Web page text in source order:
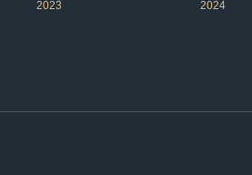
2023 2024